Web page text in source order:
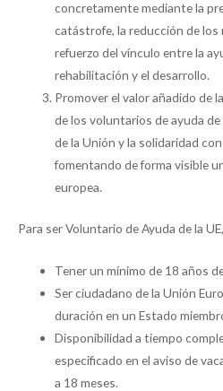
concretamente mediante la
catástrofe, la reducción de
refuerzo del vínculo entre la
rehabilitación y el desarrollo.
Promover el valor añadido de
de los voluntarios de ayuda
de la Unión y la solidaridad
fomentando de forma visible
europea.
Para ser Voluntario de Ayuda de la
Tener un mínimo de 18 años
Ser ciudadano de la Unión
duración en un Estado
Disponibilidad a tiempo
especificado en el aviso de
a 18 meses.